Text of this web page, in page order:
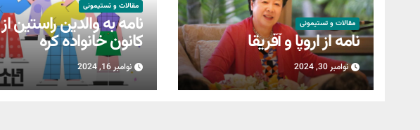
مقالات و تستیمونی
نامه از اروپا و آفریقا
نوامبر 30, 2024
مقالات و تستیمونی
نامه به والدین راستین از
کانون خانواده کره
نوامبر 16, 2024